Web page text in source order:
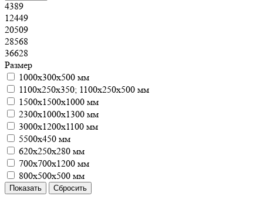
4389
12449
20509
28568
36628
Размер
1000х300х500 мм
1100х250х350; 1100х250х500 мм
1500х1500х1000 мм
2300х1000х1300 мм
3000х1200х1100 мм
5500х450 мм
620х250х280 мм
700х700х1200 мм
800х500х500 мм